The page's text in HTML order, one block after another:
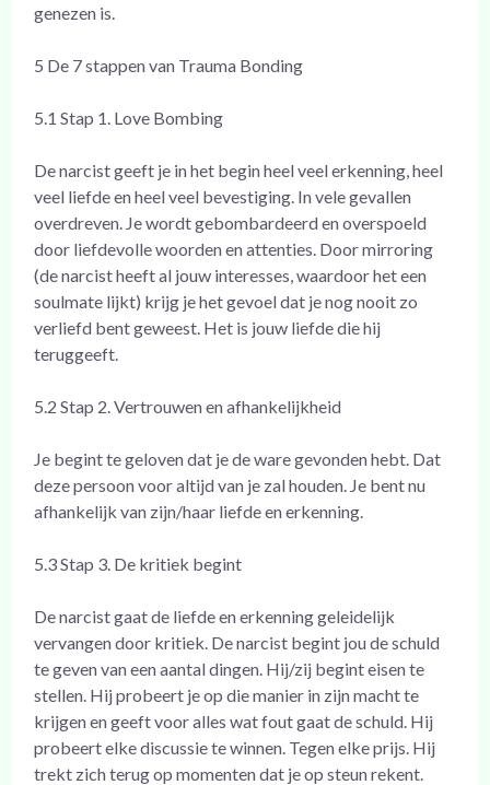
genezen is.
5 De 7 stappen van Trauma Bonding
5.1 Stap 1. Love Bombing
De narcist geeft je in het begin heel veel erkenning, heel
veel liefde en heel veel bevestiging. In vele gevallen
overdreven. Je wordt gebombardeerd en overspoeld
door liefdevolle woorden en attenties. Door mirroring
(de narcist heeft al jouw interesses, waardoor het een
soulmate lijkt) krijg je het gevoel dat je nog nooit zo
verliefd bent geweest. Het is jouw liefde die hij
teruggeeft.
5.2 Stap 2. Vertrouwen en afhankelijkheid
Je begint te geloven dat je de ware gevonden hebt. Dat
deze persoon voor altijd van je zal houden. Je bent nu
afhankelijk van zijn/haar liefde en erkenning.
5.3 Stap 3. De kritiek begint
De narcist gaat de liefde en erkenning geleidelijk
vervangen door kritiek. De narcist begint jou de schuld
te geven van een aantal dingen. Hij/zij begint eisen te
stellen. Hij probeert je op die manier in zijn macht te
krijgen en geeft voor alles wat fout gaat de schuld. Hij
probeert elke discussie te winnen. Tegen elke prijs. Hij
trekt zich terug op momenten dat je op steun rekent.